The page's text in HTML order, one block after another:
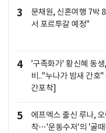
3
문채원, 신혼여행 7박
서 포르투갈 예정"
4
'구족화가' 황신혜 동
비.."누나가 밤새 간호
간포착]
5
에프엑스 출신 루나,
착…'운동수저'의 '골